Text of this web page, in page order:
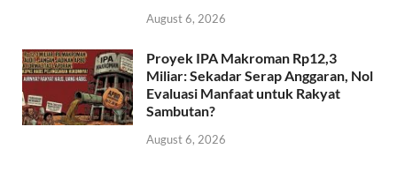
August 6, 2026
Proyek IPA Makroman Rp12,3
Miliar: Sekadar Serap Anggaran, Nol
Evaluasi Manfaat untuk Rakyat
Sambutan?
August 6, 2026